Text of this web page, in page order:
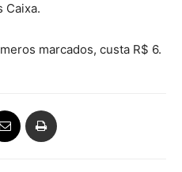
Caixa.
marcados, custa R$ 6.